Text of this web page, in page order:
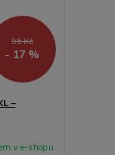
95 Kč
- 17 %
–
v e-shopu